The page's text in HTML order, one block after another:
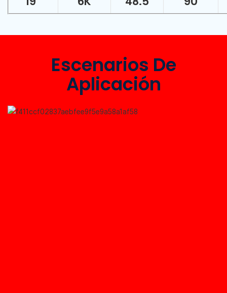
Escenarios De
Aplicación